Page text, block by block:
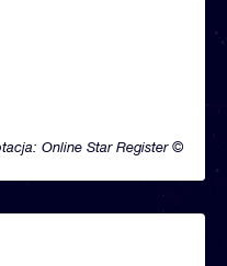
Online Star Register ©